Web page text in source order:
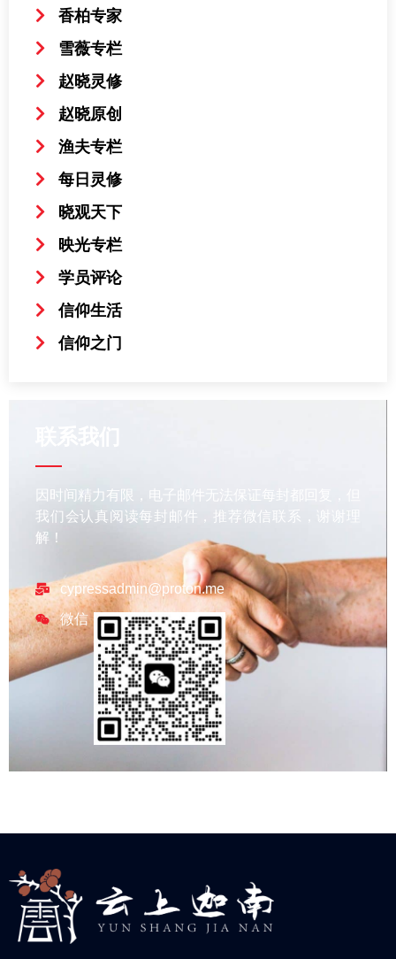
香柏专家
雪薇专栏
赵晓灵修
赵晓原创
渔夫专栏
每日灵修
晓观天下
映光专栏
学员评论
信仰生活
信仰之门
因时间精力有限，电子邮件无法保证每封都回复，但
我们会认真阅读每封邮件，推荐微信联系，谢谢理
解！
cypressadmin@proton.me
微信